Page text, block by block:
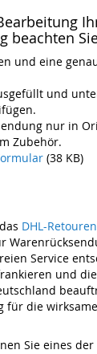
beachten
und eine
und
nur in
Zubehör.
(38 KB)
DHL-
Service
und
für die
Sie eines